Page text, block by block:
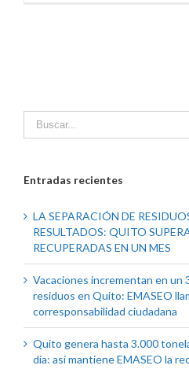
Entradas recientes
LA SEPARACIÓN DE
RESULTADOS: QUITO
RECUPERADAS EN UN MES
Vacaciones incrementan en un
residuos en Quito: EMASEO
corresponsabilidad ciudadana
Quito genera hasta 3.000
día: así mantiene EMASEO la